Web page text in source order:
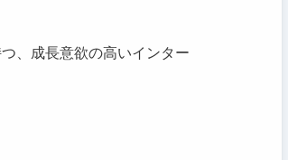
、成長意欲の高いインター